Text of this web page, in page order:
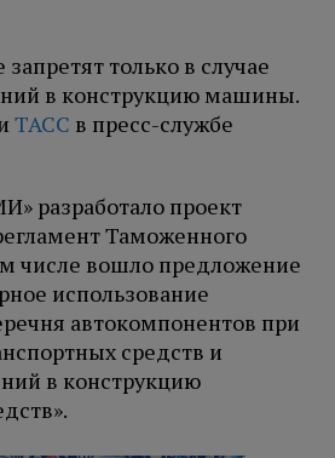
только в случае
в конструкцию машины.
ТАСС в пресс-службе
разработало проект
Таможенного
числе вошло предложение
использование
автокомпонентов при
средств и
в конструкцию